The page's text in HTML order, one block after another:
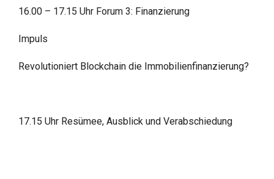
16.00 – 17.15 Uhr Forum 3: Finanzierung
Impuls
Revolutioniert Blockchain die Immobilienfinanzierung?
17.15 Uhr Resümee, Ausblick und Verabschiedung